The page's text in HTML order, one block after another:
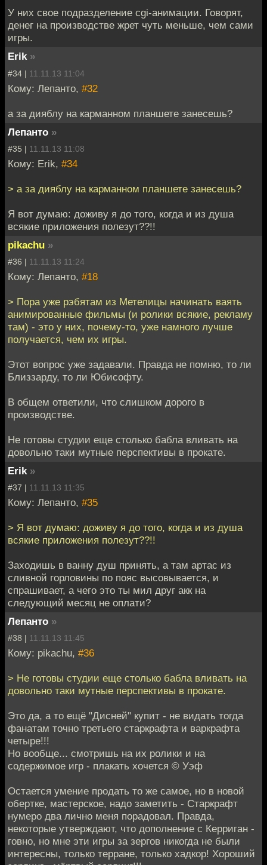
У них свое подразделение cgi-анимации. Говорят,
денег на производстве жрет чуть меньше, чем сами
игры.
Erik »
#34 | 11.11.13 11:04
Кому: Лепанто, #32
а за дияблу на карманном планшете занесешь?
Лепанто »
#35 | 11.11.13 11:08
Кому: Erik, #34
> а за дияблу на карманном планшете занесешь?
Я вот думаю: доживу я до того, когда и из душа
всякие приложения полезут??!!
pikachu »
#36 | 11.11.13 11:24
Кому: Лепанто, #18
> Пора уже рэбятам из Метелицы начинать ваять
анимированные фильмы (и ролики всякие, рекламу
там) - это у них, почему-то, уже намного лучше
получается, чем их игры.
Этот вопрос уже задавали. Правда не помню, то ли
Близзарду, то ли Юбисофту.
В общем ответили, что слишком дорого в
производстве.
Не готовы студии еще столько бабла вливать на
довольно таки мутные перспективы в прокате.
Erik »
#37 | 11.11.13 11:35
Кому: Лепанто, #35
> Я вот думаю: доживу я до того, когда и из душа
всякие приложения полезут??!!
Заходишь в ванну душ принять, а там артас из
сливной горловины по пояс высовывается, и
спрашивает, а чего это ты мил друг акк на
следующий месяц не оплати?
Лепанто »
#38 | 11.11.13 11:45
Кому: pikachu, #36
> Не готовы студии еще столько бабла вливать на
довольно таки мутные перспективы в прокате.
Это да, а то ещё "Дисней" купит - не видать тогда
фанатам точно третьего старкрафта и варкрафта
четыре!!!
Но вообще... смотришь на их ролики и на
содержимое игр - плакать хочется © Уэф
Остается умение продать то же самое, но в новой
обертке, мастерское, надо заметить - Старкрафт
нумеро два лично меня порадовал. Правда,
некоторые утверждают, что дополнение с Керриган -
говно, но мне эти игры за зергов никогда не были
интересны, только терране, только хадкор! Хороший